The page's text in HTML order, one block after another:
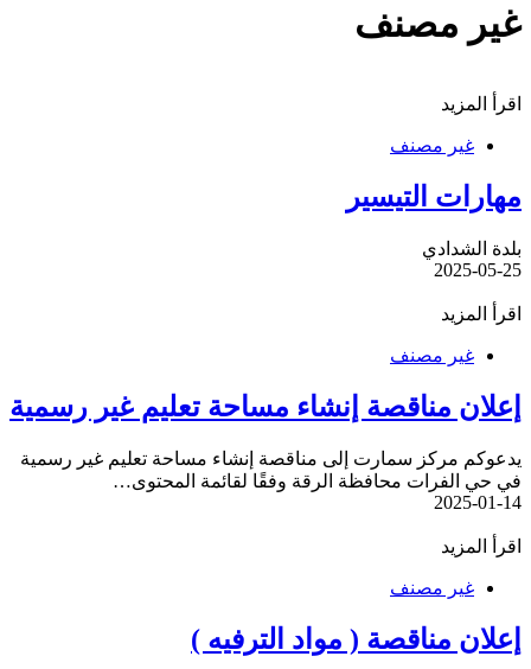
غير مصنف
اقرأ المزيد
غير مصنف
مهارات التيسير
بلدة الشدادي
2025-05-25
اقرأ المزيد
غير مصنف
إعلان مناقصة إنشاء مساحة تعليم غير رسمية
يدعوكم مركز سمارت إلى مناقصة إنشاء مساحة تعليم غير رسمية
في حي الفرات محافظة الرقة وفقًا لقائمة المحتوى…
2025-01-14
اقرأ المزيد
غير مصنف
إعلان مناقصة ( مواد الترفيه )